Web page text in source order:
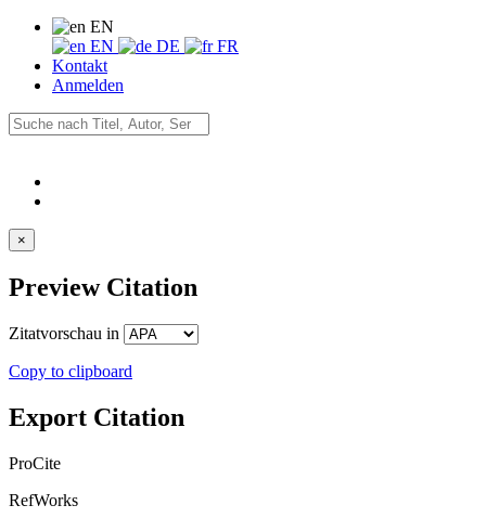
EN
EN
DE
FR
Kontakt
Anmelden
×
Preview Citation
Zitatvorschau in
Copy to clipboard
Export Citation
ProCite
RefWorks